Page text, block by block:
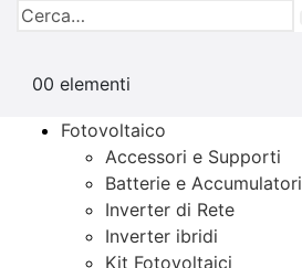
00 elementi
Fotovoltaico
Accessori e Supporti
Batterie e Accumulatori
Inverter di Rete
Inverter ibridi
Kit Fotovoltaici